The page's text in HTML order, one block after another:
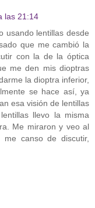
las 21:14
usando lentillas desde
que me cambió la
con la de la óptica
me den mis dioptras
la dioptra inferior,
se hace así, ya
esa visión de lentillas
llevo la misma
Me miraron y veo al
canso de discutir,